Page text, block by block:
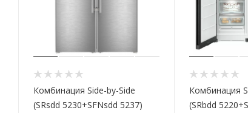
Комбинация Side-by-Side
(SRsdd 5230+SFNsdd 5237)
Комбинация
(SRbdd